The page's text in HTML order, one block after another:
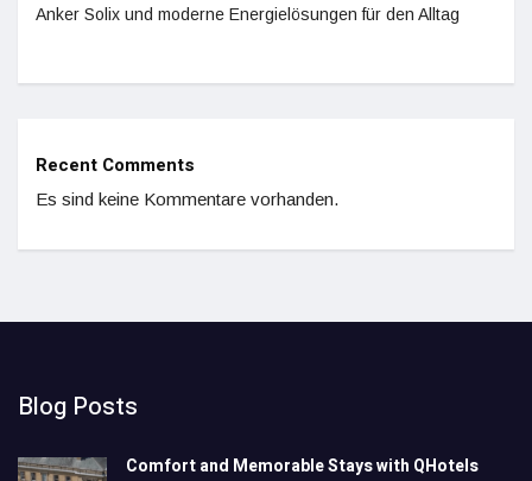
Anker Solix und moderne Energielösungen für den Alltag
Recent Comments
Es sind keine Kommentare vorhanden.
Blog Posts
Comfort and Memorable Stays with QHotels